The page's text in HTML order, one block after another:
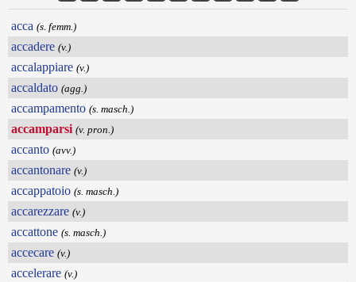
acca (s. femm.)
accadere (v.)
accalappiare (v.)
accaldato (agg.)
accampamento (s. masch.)
accamparsi (v. pron.)
accanto (avv.)
accantonare (v.)
accappatoio (s. masch.)
accarezzare (v.)
accattone (s. masch.)
accecare (v.)
accelerare (v.)